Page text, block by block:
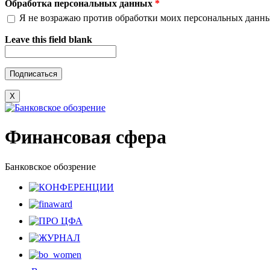
Обработка персональных данных *
Я не возражаю против обработки моих персональных
Leave this field blank
X
Финансовая сфера
Банковское обозрение